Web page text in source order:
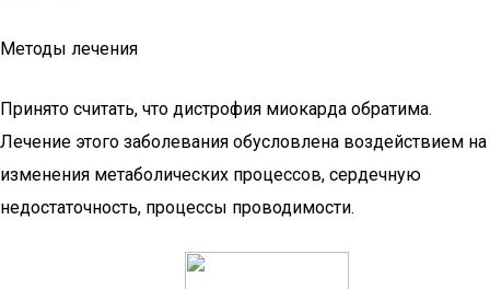
Методы лечения
Принято считать, что дистрофия миокарда обратима.
Лечение этого заболевания обусловлена воздействием на
изменения метаболических процессов, сердечную
недостаточность, процессы проводимости.